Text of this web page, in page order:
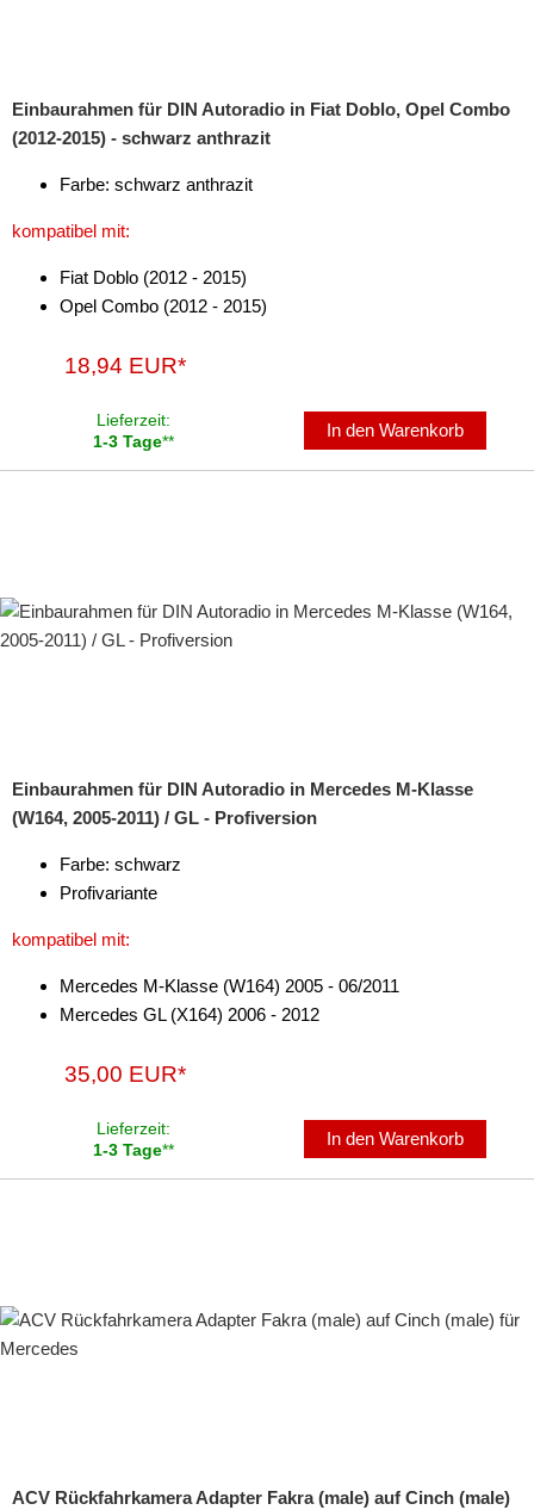
Einbaurahmen für DIN Autoradio in Fiat Doblo, Opel Combo
(2012-2015) - schwarz anthrazit
Farbe: schwarz anthrazit
kompatibel mit:
Fiat Doblo (2012 - 2015)
Opel Combo (2012 - 2015)
18,94 EUR*
Lieferzeit:
1-3 Tage**
In den Warenkorb
Einbaurahmen für DIN Autoradio in Mercedes M-Klasse
(W164, 2005-2011) / GL - Profiversion
Farbe: schwarz
Profivariante
kompatibel mit:
Mercedes M-Klasse (W164) 2005 - 06/2011
Mercedes GL (X164) 2006 - 2012
35,00 EUR*
Lieferzeit:
1-3 Tage**
In den Warenkorb
ACV Rückfahrkamera Adapter Fakra (male) auf Cinch (male)